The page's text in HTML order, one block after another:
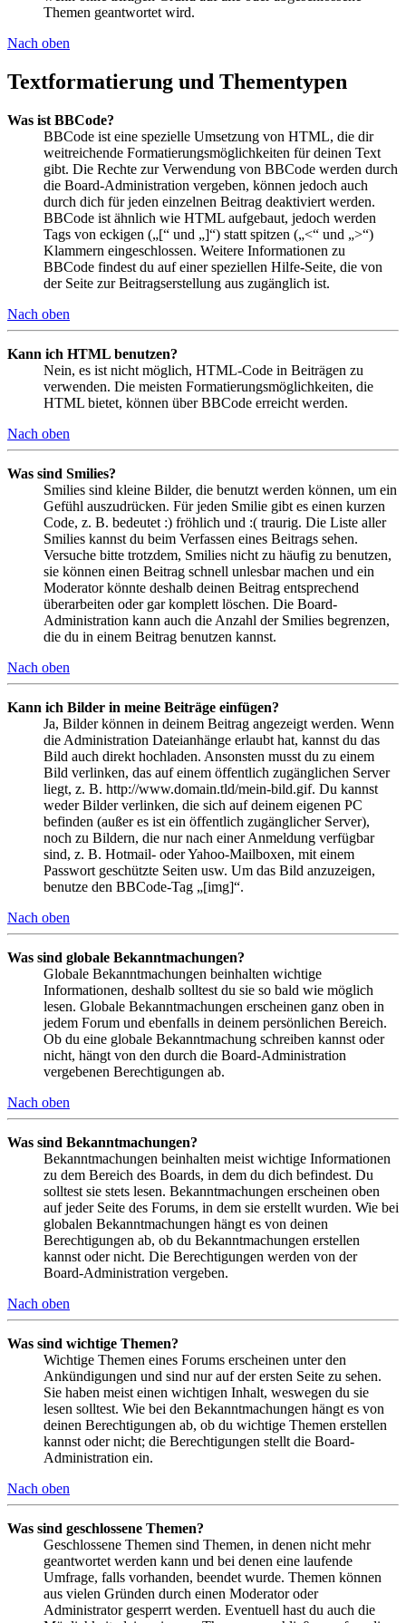
Themen geantwortet wird.
Nach oben
Textformatierung und Thementypen
Was ist BBCode?
BBCode ist eine spezielle Umsetzung von HTML, die dir
weitreichende Formatierungsmöglichkeiten für deinen Text
gibt. Die Rechte zur Verwendung von BBCode werden durch
die Board-Administration vergeben, können jedoch auch
durch dich für jeden einzelnen Beitrag deaktiviert werden.
BBCode ist ähnlich wie HTML aufgebaut, jedoch werden
Tags von eckigen („[“ und „]“) statt spitzen („<“ und „>“)
Klammern eingeschlossen. Weitere Informationen zu
BBCode findest du auf einer speziellen Hilfe-Seite, die von
der Seite zur Beitragserstellung aus zugänglich ist.
Nach oben
Kann ich HTML benutzen?
Nein, es ist nicht möglich, HTML-Code in Beiträgen zu
verwenden. Die meisten Formatierungsmöglichkeiten, die
HTML bietet, können über BBCode erreicht werden.
Nach oben
Was sind Smilies?
Smilies sind kleine Bilder, die benutzt werden können, um ein
Gefühl auszudrücken. Für jeden Smilie gibt es einen kurzen
Code, z. B. bedeutet :) fröhlich und :( traurig. Die Liste aller
Smilies kannst du beim Verfassen eines Beitrags sehen.
Versuche bitte trotzdem, Smilies nicht zu häufig zu benutzen,
sie können einen Beitrag schnell unlesbar machen und ein
Moderator könnte deshalb deinen Beitrag entsprechend
überarbeiten oder gar komplett löschen. Die Board-
Administration kann auch die Anzahl der Smilies begrenzen,
die du in einem Beitrag benutzen kannst.
Nach oben
Kann ich Bilder in meine Beiträge einfügen?
Ja, Bilder können in deinem Beitrag angezeigt werden. Wenn
die Administration Dateianhänge erlaubt hat, kannst du das
Bild auch direkt hochladen. Ansonsten musst du zu einem
Bild verlinken, das auf einem öffentlich zugänglichen Server
liegt, z. B. http://www.domain.tld/mein-bild.gif. Du kannst
weder Bilder verlinken, die sich auf deinem eigenen PC
befinden (außer es ist ein öffentlich zugänglicher Server),
noch zu Bildern, die nur nach einer Anmeldung verfügbar
sind, z. B. Hotmail- oder Yahoo-Mailboxen, mit einem
Passwort geschützte Seiten usw. Um das Bild anzuzeigen,
benutze den BBCode-Tag „[img]“.
Nach oben
Was sind globale Bekanntmachungen?
Globale Bekanntmachungen beinhalten wichtige
Informationen, deshalb solltest du sie so bald wie möglich
lesen. Globale Bekanntmachungen erscheinen ganz oben in
jedem Forum und ebenfalls in deinem persönlichen Bereich.
Ob du eine globale Bekanntmachung schreiben kannst oder
nicht, hängt von den durch die Board-Administration
vergebenen Berechtigungen ab.
Nach oben
Was sind Bekanntmachungen?
Bekanntmachungen beinhalten meist wichtige Informationen
zu dem Bereich des Boards, in dem du dich befindest. Du
solltest sie stets lesen. Bekanntmachungen erscheinen oben
auf jeder Seite des Forums, in dem sie erstellt wurden. Wie bei
globalen Bekanntmachungen hängt es von deinen
Berechtigungen ab, ob du Bekanntmachungen erstellen
kannst oder nicht. Die Berechtigungen werden von der
Board-Administration vergeben.
Nach oben
Was sind wichtige Themen?
Wichtige Themen eines Forums erscheinen unter den
Ankündigungen und sind nur auf der ersten Seite zu sehen.
Sie haben meist einen wichtigen Inhalt, weswegen du sie
lesen solltest. Wie bei den Bekanntmachungen hängt es von
deinen Berechtigungen ab, ob du wichtige Themen erstellen
kannst oder nicht; die Berechtigungen stellt die Board-
Administration ein.
Nach oben
Was sind geschlossene Themen?
Geschlossene Themen sind Themen, in denen nicht mehr
geantwortet werden kann und bei denen eine laufende
Umfrage, falls vorhanden, beendet wurde. Themen können
aus vielen Gründen durch einen Moderator oder
Administrator gesperrt werden. Eventuell hast du auch die